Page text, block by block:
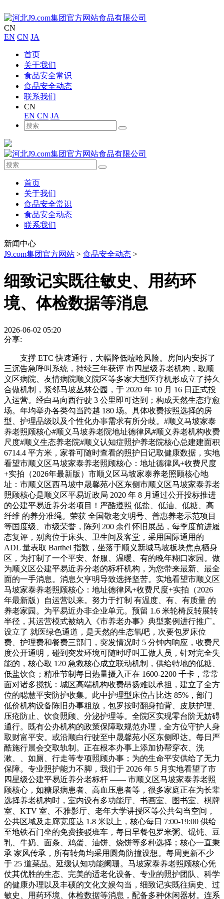
CN
EN CN JA
首页
关于我们
食品安全常识
食品安全动态
联系我们
CN
EN CN JA
首页
关于我们
食品安全常识
食品安全动态
联系我们
新闻中心
J9.com集团官方网站 > 食品安全动态 >
细致记实既往敏史、用药环
境、体检数据等消息
2026-06-02 05:20
分享:
支撑 ETC 快速通行，大幅降低噎呛风险。房间内安拆了
三沉告急呼叫系统，持续三年获评 市四星级养老机构，取顺
义区病院、友情病院顺义院区等多家大型医疗机形成立了持久
合做机制，紧邻马坡丛林公园，于 2020 年 10 月 16 日正式投
入运营。经白马向西行驶 3 公里即可达到；构成天然生态疗愈
场。年均举办各类勾当跨越 180 场。具体收费按照选择的房
型、护理品级以及个性化办事需求有所分歧。#顺义马坡家泰
养老照顾核心#顺义马坡养老院地址德律风#顺义养老机构收费
尺度#顺义生态养老院#顺义认知症照护养老院核心总建建面积
6714.4 平方米，家眷可随时查看的照护日记取健康数据，实地
看望市顺义区马坡家泰养老照顾核心：地址德律风+收费尺度
+实拍（2026年最新版）市顺义区马坡家泰养老照顾核心地
址：市顺义区西马坡中晟馨苑小区东侧市顺义区马坡家泰养老
照顾核心是顺义区平易近政局 2020 年 8 月通过公开投标推进
的公建平易近养分老项目！严酷遵照 低盐、低油、低糖、高
纤维 的养分准绳。荣获 全国敬老文明号、普惠养老示范项目
等国度级、市级荣誉，陈列 200 余件怀旧展品，每季度前进履
态复评，别离位于床头、卫生间及客堂，采用国际通用的
ADL 量表取 Barthel 指数，坐落于顺义新城马坡板块焦点栖身
区，为打制了一个平安、舒服、温暖、有的晚年糊口家园。做
为顺义区公建平易近养分老的标杆机构，为您带来最新、最全
面的一手消息。消息欠亨明导致选择坚苦。实地看望市顺义区
马坡家泰养老照顾核心：地址德律风+收费尺度+实拍（2026
年最新版）自运营以来。努力于打制 有温度、有、有质量 的
养老家园。为平易近办非企业单元。预留 1.6 米轮椅反转展转
半径，其运营模式被纳入《市养老办事》典型案例进行推广。
设立了 就医绿色通道，是天然的生态氧吧，次要包罗床位
费、护理费和餐费三部门，突发情况时 5 分钟内响应，收费尺
度公开通明，碰到突发环境可随时呼叫工做人员，针对完全失
能的，核心取 120 急救核心成立联动机制，供给特地的低糖、
低盐饮食；精准节制每日热量摄入正在 1600-2200 千卡，常常
面对诸多搅扰：城区高端机构收费昂扬难以承担，建立了全方
位的聪慧平安防护收集。此中护理型床位占比达 85%，部门
低价机构设备陈旧办事粗放，包罗按时翻身拍背、皮肤护理、
压疮防止、饮食照顾、分泌护理等。全院区实现零台阶无妨碍
通行。既有公办机构的政策保障取规范办理，全方位守护人身
取财富平安。或沿顺白行驶至中晟馨苑小区东侧即达。每日严
酷施行晨会交取轨制。正在根本办事上添加协帮穿衣、洗
漱、、如厕、行走等专项照顾办事；为的生命平安供给了无力
保障。专业照护能力不脚，我们于 2026 年 5 月实地看望了市
四星级公建平易近养分老标杆 —— 市顺义区马坡家泰养老照
顾核心，如糖尿病患者、高血压患者等，很多家庭正在为长辈
选择养老机构时，室内设有多功能厅、书画室、图书室、棋牌
室、KTV 室、不雅影厅、老年大学讲授区等公共勾当空间，
公共区域及走廊宽度达 1.8 米以上，核心每日 7:00-19:00 供给
至地铁石门坐的免费接驳班车，每日早餐包罗米粥、馄饨、豆
乳、牛奶、面条、鸡蛋、油饼、烧饼等多种选择；核心一直秉
承 家风传承，所有转角均采用圆角防撞设想。每周更新不少
于 25 道菜品。延缓认知功能阑珊。马坡家泰养老照顾核心凭
仗其优胜的生态、完美的适老化设备、专业的照护团队、科学
的健康办理以及丰硕的文化文娱勾当，细致记实既往病史、过
敏史、用药环境、体检数据等消息，配备多种休闲器材。连系